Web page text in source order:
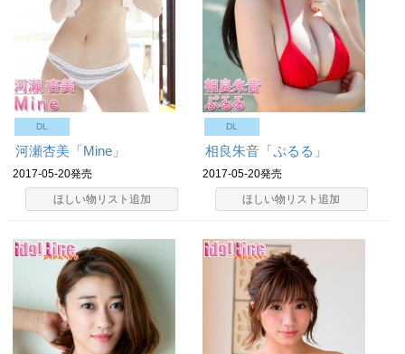
DL
河瀬杏美「Mine」
2017-05-20発売
ほしい物リスト追加
DL
相良朱音「ぷるる」
2017-05-20発売
ほしい物リスト追加